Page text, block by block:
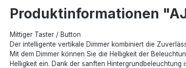
Produktinformationen
Mittiger Taster / Button
Der intelligente vertikale Dimmer kombiniert die
Mit dem Dimmer können Sie die Helligkeit der
Helligkeit ein. Dank der sanften